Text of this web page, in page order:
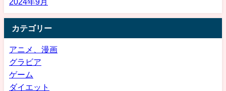
カテゴリー
アニメ、漫画
グラビア
ゲーム
ダイエット